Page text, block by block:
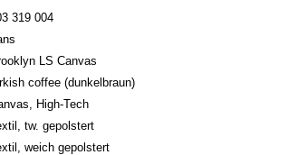
319 004
LS Canvas
coffee (dunkelbraun)
High-Tech
tw. gepolstert
weich gepolstert